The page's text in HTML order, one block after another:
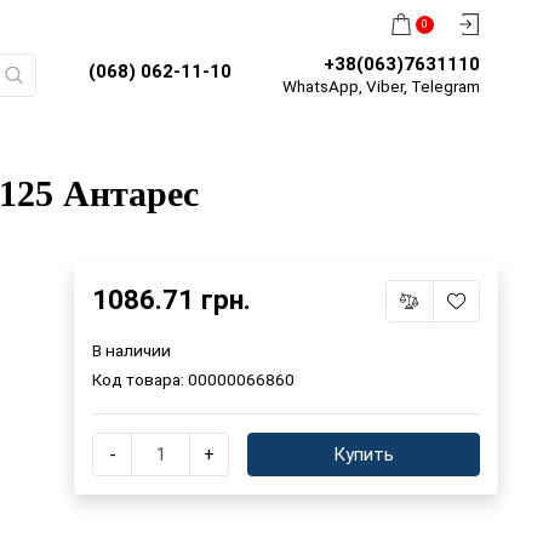
(068) 062-11-10
0
+38(063)7631110
WhatsApp, Viber, Telegram
Антарес
1086.71 грн.
В наличии
Код товара: 00000066860
- + Купить